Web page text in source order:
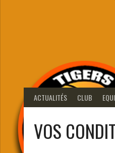
ACTUALITÉS CLUB
VOS